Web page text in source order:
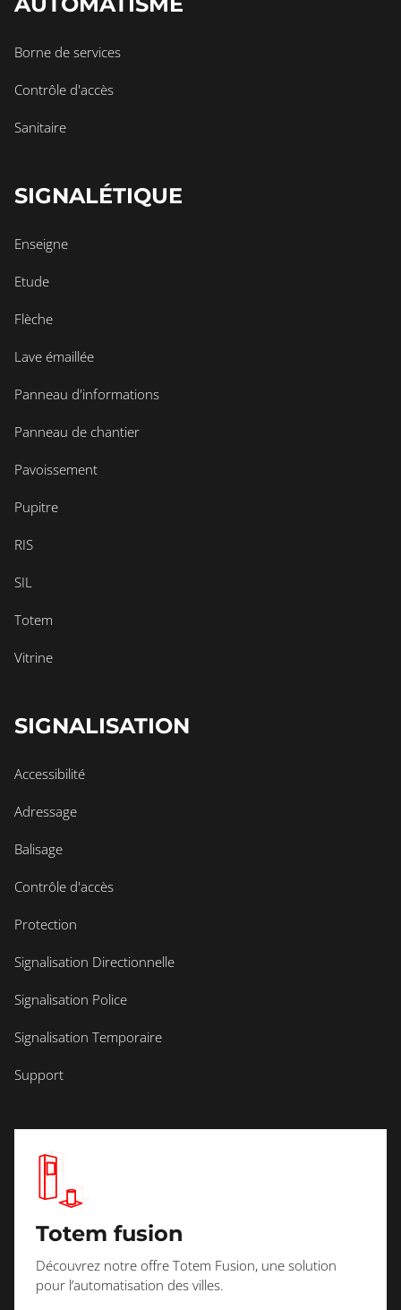
Borne de services
Contrôle d'accès
Sanitaire
SIGNALÉTIQUE
Enseigne
Etude
Flèche
Lave émaillée
Panneau d'informations
Panneau de chantier
Pavoissement
Pupitre
RIS
SIL
Totem
Vitrine
SIGNALISATION
Accessibilité
Adressage
Balisage
Contrôle d'accès
Protection
Signalisation Directionnelle
Signalisation Police
Signalisation Temporaire
Support
Totem fusion
Découvrez notre offre Totem Fusion, une solution
pour l’automatisation des villes.